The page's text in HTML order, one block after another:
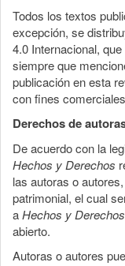
Todos los textos
excepción, se
4.0 Internacional,
siempre que
publicación en esta
con fines
Derechos de
De acuerdo con la
Hechos y Derechos
las autoras o
patrimonial, el cual
aHechos y Derechos
abierto.
Autoras o autores